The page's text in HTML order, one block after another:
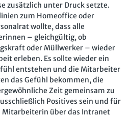
Inklusion
Verträge kündigen
Hilfe
zusätzlich unter Druck setzte.
zum Homeoffice oder
wollte, dass alle
– gleichgültig, ob
oder Müllwerker – wieder
erleben. Es sollte wieder ein
entstehen und die Mitarbeiter
das Gefühl bekommen, die
Zeit gemeinsam zu
Positives sein und für
über das Intranet